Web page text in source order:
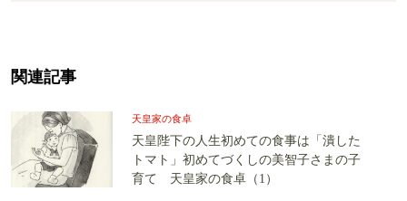
関連記事
天皇家の食卓
天皇陛下の人生初めての食事は「潰した
トマト」初めてづくしの美智子さまの子
育て 天皇家の食卓（1）